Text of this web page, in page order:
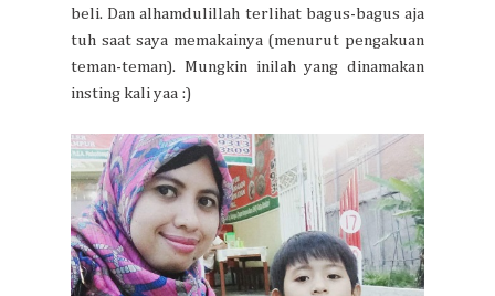
beli. Dan alhamdulillah terlihat bagus-bagus aja
tuh saat saya memakainya (menurut pengakuan
teman-teman). Mungkin inilah yang dinamakan
insting kali yaa :)